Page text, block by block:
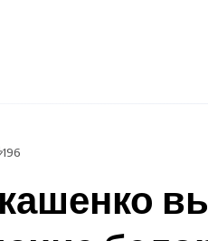
196